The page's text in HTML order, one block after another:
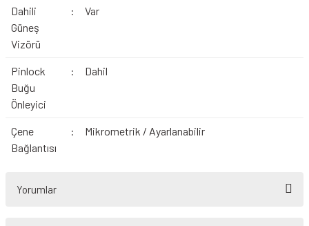
Dahili
Güneş
Vizörü
: Var
Pinlock
Buğu
Önleyici
: Dahil
Çene
Bağlantısı
: Mikrometrik / Ayarlanabilir
Yorumlar